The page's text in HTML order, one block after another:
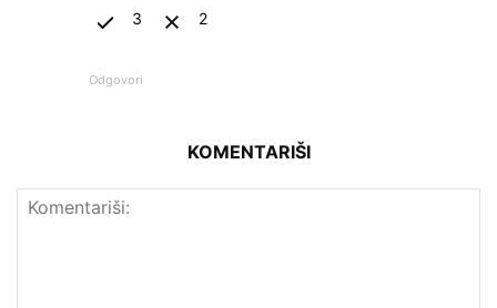
3 2
Odgovori
KOMENTARIŠI